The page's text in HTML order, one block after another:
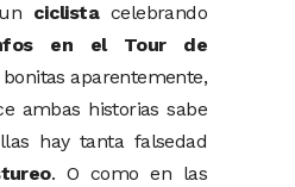
ciclistacelebrando
en el Tour de
bonitas aparentemente,
ambas historias sabe
hay tanta falsedad
. O como en las